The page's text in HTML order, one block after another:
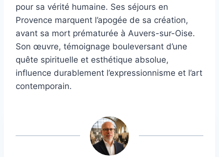
pour sa vérité humaine. Ses séjours en
Provence marquent l’apogée de sa création,
avant sa mort prématurée à Auvers-sur-Oise.
Son œuvre, témoignage bouleversant d’une
quête spirituelle et esthétique absolue,
influence durablement l’expressionnisme et l’art
contemporain.